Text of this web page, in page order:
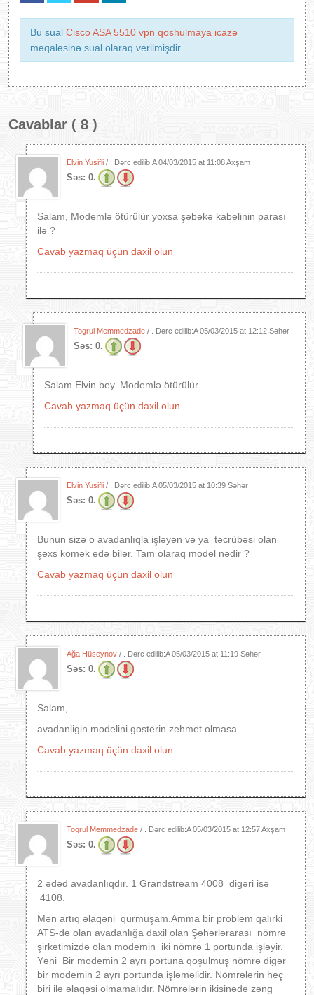
Bu sual Cisco ASA 5510 vpn qoshulmaya icazə
məqaləsinə sual olaraq verilmişdir.
Cavablar ( 8 )
Elvin Yusifli / . Dərc edilib:A04/03/2015 at 11:08 Axşam
Səs: 0.
Salam, Modemlə ötürülür yoxsa şəbəkə kabelinin parası
ilə ?
Cavab yazmaq üçün daxil olun
Togrul Memmedzade / . Dərc edilib:A05/03/2015 at 12:12 Səhər
Səs: 0.
Salam Elvin bey. Modemlə ötürülür.
Cavab yazmaq üçün daxil olun
Elvin Yusifli / . Dərc edilib:A05/03/2015 at 10:39 Səhər
Səs: 0.
Bunun sizə o avadanlıqla işləyən və ya təcrübəsi olan
şəxs kömək edə bilər. Tam olaraq model nədir ?
Cavab yazmaq üçün daxil olun
Ağa Hüseynov / . Dərc edilib:A05/03/2015 at 11:19 Səhər
Səs: 0.
Salam,
avadanligin modelini gosterin zehmet olmasa
Cavab yazmaq üçün daxil olun
Togrul Memmedzade / . Dərc edilib:A05/03/2015 at 12:57 Axşam
Səs: 0.
2 ədəd avadanlıqdır. 1 Grandstream 4008 digəri isə
4108.
Mən artıq əlaqəni qurmuşam.Amma bir problem qalırki
ATS-də olan avadanlığa daxil olan Şəhərlərarası nömrə
şirkətimizdə olan modemin iki nömrə 1 portunda işləyir.
Yəni Bir modemin 2 ayrı portuna qoşulmuş nömrə digər
bir modemin 2 ayrı portunda işləməlidir. Nömrələrin heç
biri ilə əlaqəsi olmamalıdır. Nömrələrin ikisinədə zəng